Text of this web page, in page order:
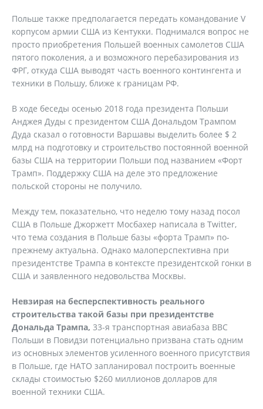
Польше также предполагается передать командование V
корпусом армии США из Кентукки. Поднимался вопрос не
просто приобретения Польшей военных самолетов США
пятого поколения, а и возможного перебазирования из
ФРГ, откуда США выводят часть военного контингента и
техники в Польшу, ближе к границам РФ.
В ходе беседы осенью 2018 года президента Польши
Анджея Дуды с президентом США Дональдом Трампом
Дуда сказал о готовности Варшавы выделить более $ 2
млрд на подготовку и строительство постоянной военной
базы США на территории Польши под названием «Форт
Трамп». Поддержку США на деле это предложение
польской стороны не получило.
Между тем, показательно, что неделю тому назад посол
США в Польше Джоржетт Мосбахер написала в Twitter,
что тема создания в Польше базы «форта Трамп» по-
прежнему актуальна. Однако малоперспективна при
президентстве Трампа в контексте президентской гонки в
США и заявленного недовольства Москвы.
Невзирая на бесперспективность реального
строительства такой базы при президентстве
Дональда Трампа, 33-я транспортная авиабаза ВВС
Польши в Повидзи потенциально призвана стать одним
из основных элементов усиленного военного присутствия
в Польше, где НАТО запланировал построить военные
склады стоимостью $260 миллионов долларов для
военной техники США.